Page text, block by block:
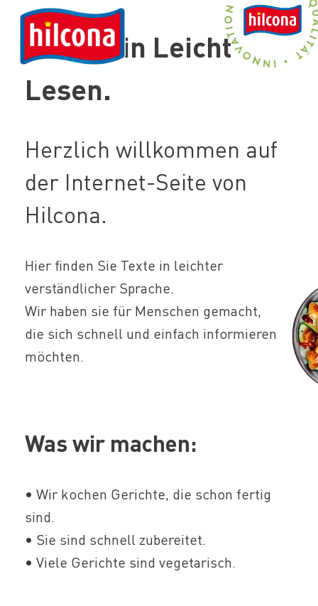
Zum Header springen ( Control + Option + 1)
Zum Inhalt springen ( Control + Option+ 2)
Zum Footer springen ( Control + Option + 3)
zur Navigation springen ( Control + Option+ 4)
Barrierefreiheits-Widget öffnen ( Control + Option
Home
Inhalte in Leicht
Lesen.
Herzlich willkommen auf
der Internet-Seite von
Hilcona.
Hier finden Sie Texte in leichter
verständlicher Sprache.
Wir haben sie für Menschen gemacht,
die sich schnell und einfach informieren
möchten.
Was wir machen:
• Wir kochen Gerichte, die schon fertig
sind.
• Sie sind schnell zubereitet.
• Viele Gerichte sind vegetarisch.